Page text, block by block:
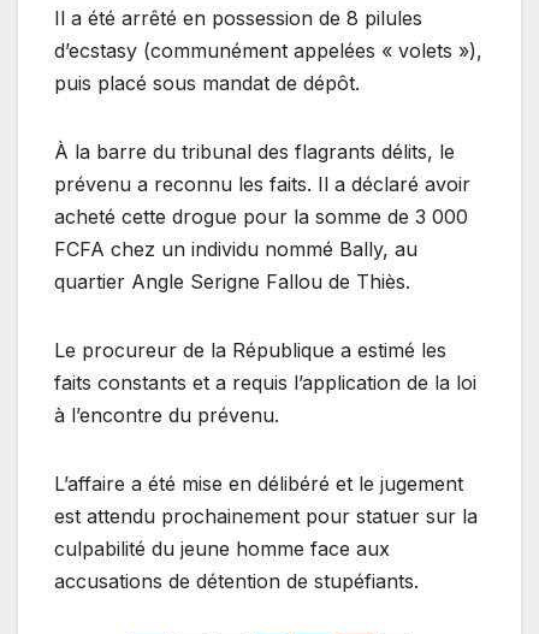
Il a été arrêté en possession de 8 pilules
d’ecstasy (communément appelées « volets »),
puis placé sous mandat de dépôt.
À la barre du tribunal des flagrants délits, le
prévenu a reconnu les faits. Il a déclaré avoir
acheté cette drogue pour la somme de 3 000
FCFA chez un individu nommé Bally, au
quartier Angle Serigne Fallou de Thiès.
Le procureur de la République a estimé les
faits constants et a requis l’application de la loi
à l’encontre du prévenu.
L’affaire a été mise en délibéré et le jugement
est attendu prochainement pour statuer sur la
culpabilité du jeune homme face aux
accusations de détention de stupéfiants.